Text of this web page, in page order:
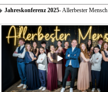
Jahreskonferenz 2025- Allerbester Mensch